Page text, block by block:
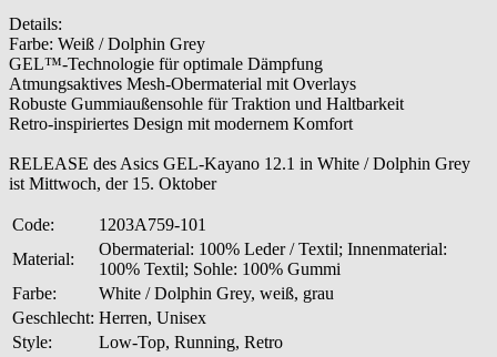
Details:
Farbe: Weiß / Dolphin Grey
GEL™-Technologie für optimale Dämpfung
Atmungsaktives Mesh-Obermaterial mit Overlays
Robuste Gummiaußensohle für Traktion und Haltbarkeit
Retro-inspiriertes Design mit modernem Komfort
RELEASE des Asics GEL-Kayano 12.1 in White / Dolphin Grey
ist Mittwoch, der 15. Oktober
Code:
1203A759-101
Material:
Obermaterial: 100% Leder / Textil; Innenmaterial:
100% Textil; Sohle: 100% Gummi
Farbe:
White / Dolphin Grey, weiß, grau
Geschlecht: Herren, Unisex
Style:
Low-Top, Running, Retro